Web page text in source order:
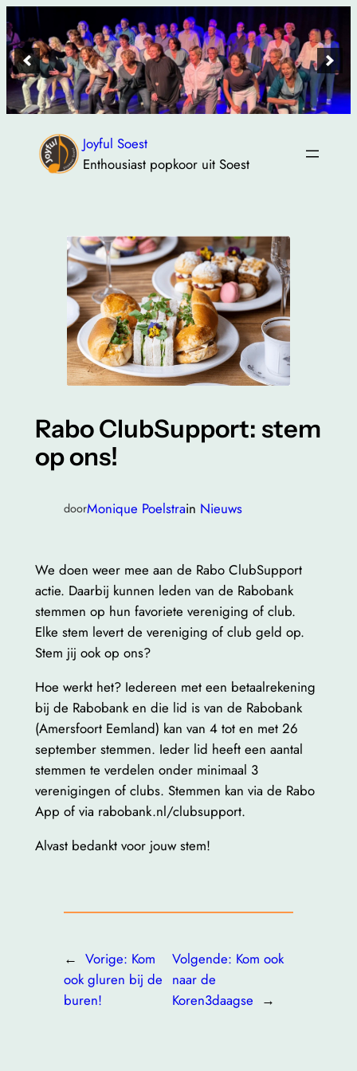
naar
de
inhoud
Joyful Soest
Enthousiast popkoor uit Soest
Rabo ClubSupport: stem
op ons!
doorMonique Poelstrain Nieuws
We doen weer mee aan de Rabo ClubSupport
actie. Daarbij kunnen leden van de Rabobank
stemmen op hun favoriete vereniging of club.
Elke stem levert de vereniging of club geld op.
Stem jij ook op ons?
Hoe werkt het? Iedereen met een betaalrekening
bij de Rabobank en die lid is van de Rabobank
(Amersfoort Eemland) kan van 4 tot en met 26
september stemmen. Ieder lid heeft een aantal
stemmen te verdelen onder minimaal 3
verenigingen of clubs. Stemmen kan via de Rabo
App of via rabobank.nl/clubsupport.
Alvast bedankt voor jouw stem!
← Vorige: Kom
ook gluren bij de
buren!
Volgende: Kom ook
naar de
Koren3daagse →